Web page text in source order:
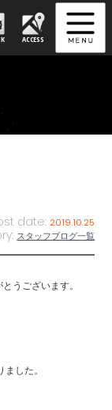
ACCESS
date: 2019.10.25
スタッフブログ一覧
うございます。
した。